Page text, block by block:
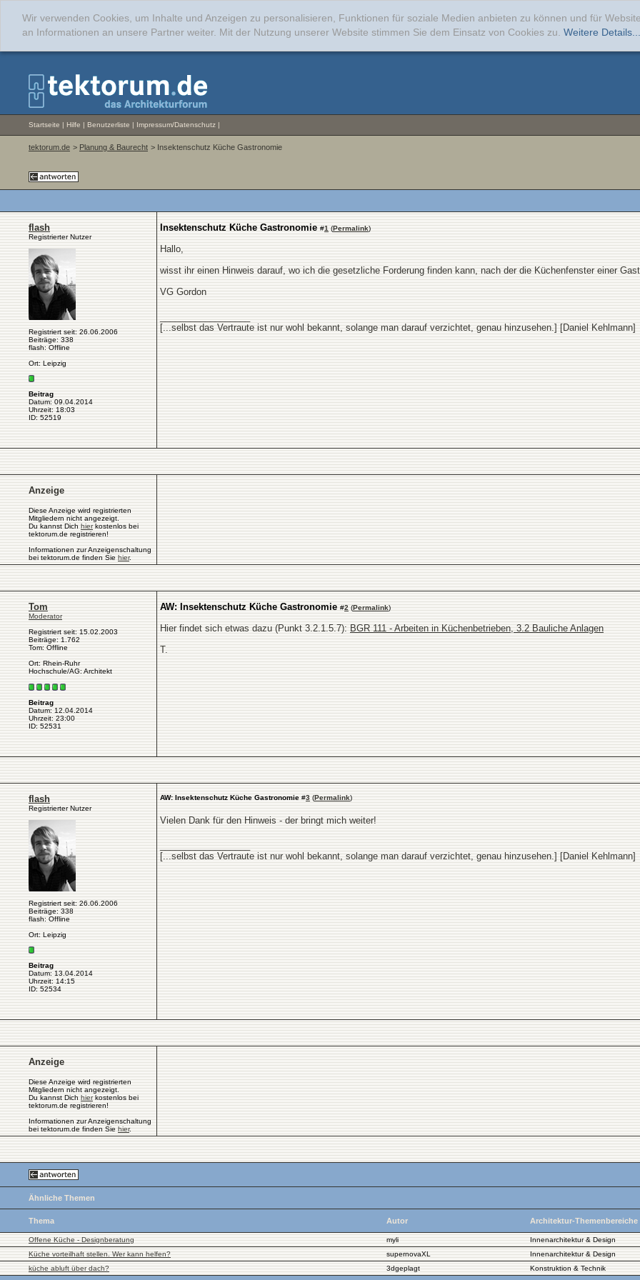
Wir verwenden Cookies, um Inhalte und Anzeigen zu personalisieren, Funktionen für soziale Medien anbieten zu können und für
an Informationen an unsere Partner weiter. Mit der Nutzung unserer Website stimmen Sie dem Einsatz von Cookies zu. Weitere Details...
Startseite | Hilfe | Benutzerliste | Impressum/Datenschutz |
tektorum.de > Planung & Baurecht > Insektenschutz Küche Gastronomie
flash
Registrierter Nutzer
Registriert seit: 26.06.2006
Beiträge: 338
flash: Offline
Ort: Leipzig
Beitrag
Datum: 09.04.2014
Uhrzeit: 18:03
ID: 52519
Insektenschutz Küche Gastronomie #1 (Permalink)
Hallo,
wisst ihr einen Hinweis darauf, wo ich die gesetzliche Forderung finden kann, nach der die Küchenfenster einer
VG Gordon
[...selbst das Vertraute ist nur wohl bekannt, solange man darauf verzichtet, genau hinzusehen.] [Daniel Kehlmann]
Anzeige
Diese Anzeige wird registrierten
Mitgliedern nicht angezeigt.
Du kannst Dich hierkostenlos bei
tektorum.de registrieren!
Informationen zur Anzeigenschaltung
bei tektorum.de finden Sie hier.
Tom
Moderator
Registriert seit: 15.02.2003
Beiträge: 1.762
Tom: Offline
Ort: Rhein-Ruhr
Hochschule/AG: Architekt
Beitrag
Datum: 12.04.2014
Uhrzeit: 23:00
ID: 52531
AW: Insektenschutz Küche Gastronomie #2 (Permalink)
Hier findet sich etwas dazu (Punkt 3.2.1.5.7): BGR 111 - Arbeiten in Küchenbetrieben, 3.2 Bauliche Anlagen
T.
flash
Registrierter Nutzer
Registriert seit: 26.06.2006
Beiträge: 338
flash: Offline
Ort: Leipzig
Beitrag
Datum: 13.04.2014
Uhrzeit: 14:15
ID: 52534
AW: Insektenschutz Küche Gastronomie #3 (Permalink)
Vielen Dank für den Hinweis - der bringt mich weiter!
[...selbst das Vertraute ist nur wohl bekannt, solange man darauf verzichtet, genau hinzusehen.] [Daniel Kehlmann]
Anzeige
Diese Anzeige wird registrierten
Mitgliedern nicht angezeigt.
Du kannst Dich hierkostenlos bei
tektorum.de registrieren!
Informationen zur Anzeigenschaltung
bei tektorum.de finden Sie hier.
Ähnliche Themen
Thema Autor Architektur-Themenbereiche
Offene Küche - Designberatung myli Innenarchitektur & Design
Küche vorteilhaft stellen. Wer kann helfen?
supernovaXL Innenarchitektur & Design
küche abluft über dach?
3dgeplagt Konstruktion & Technik